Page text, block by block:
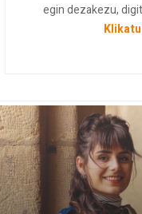
egin dezakezu,